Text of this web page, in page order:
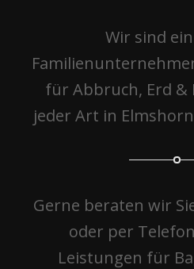
Wir sind
für Abbruch, Erd &
jeder Art in
Gerne beraten wir
oder per
Leistungen für